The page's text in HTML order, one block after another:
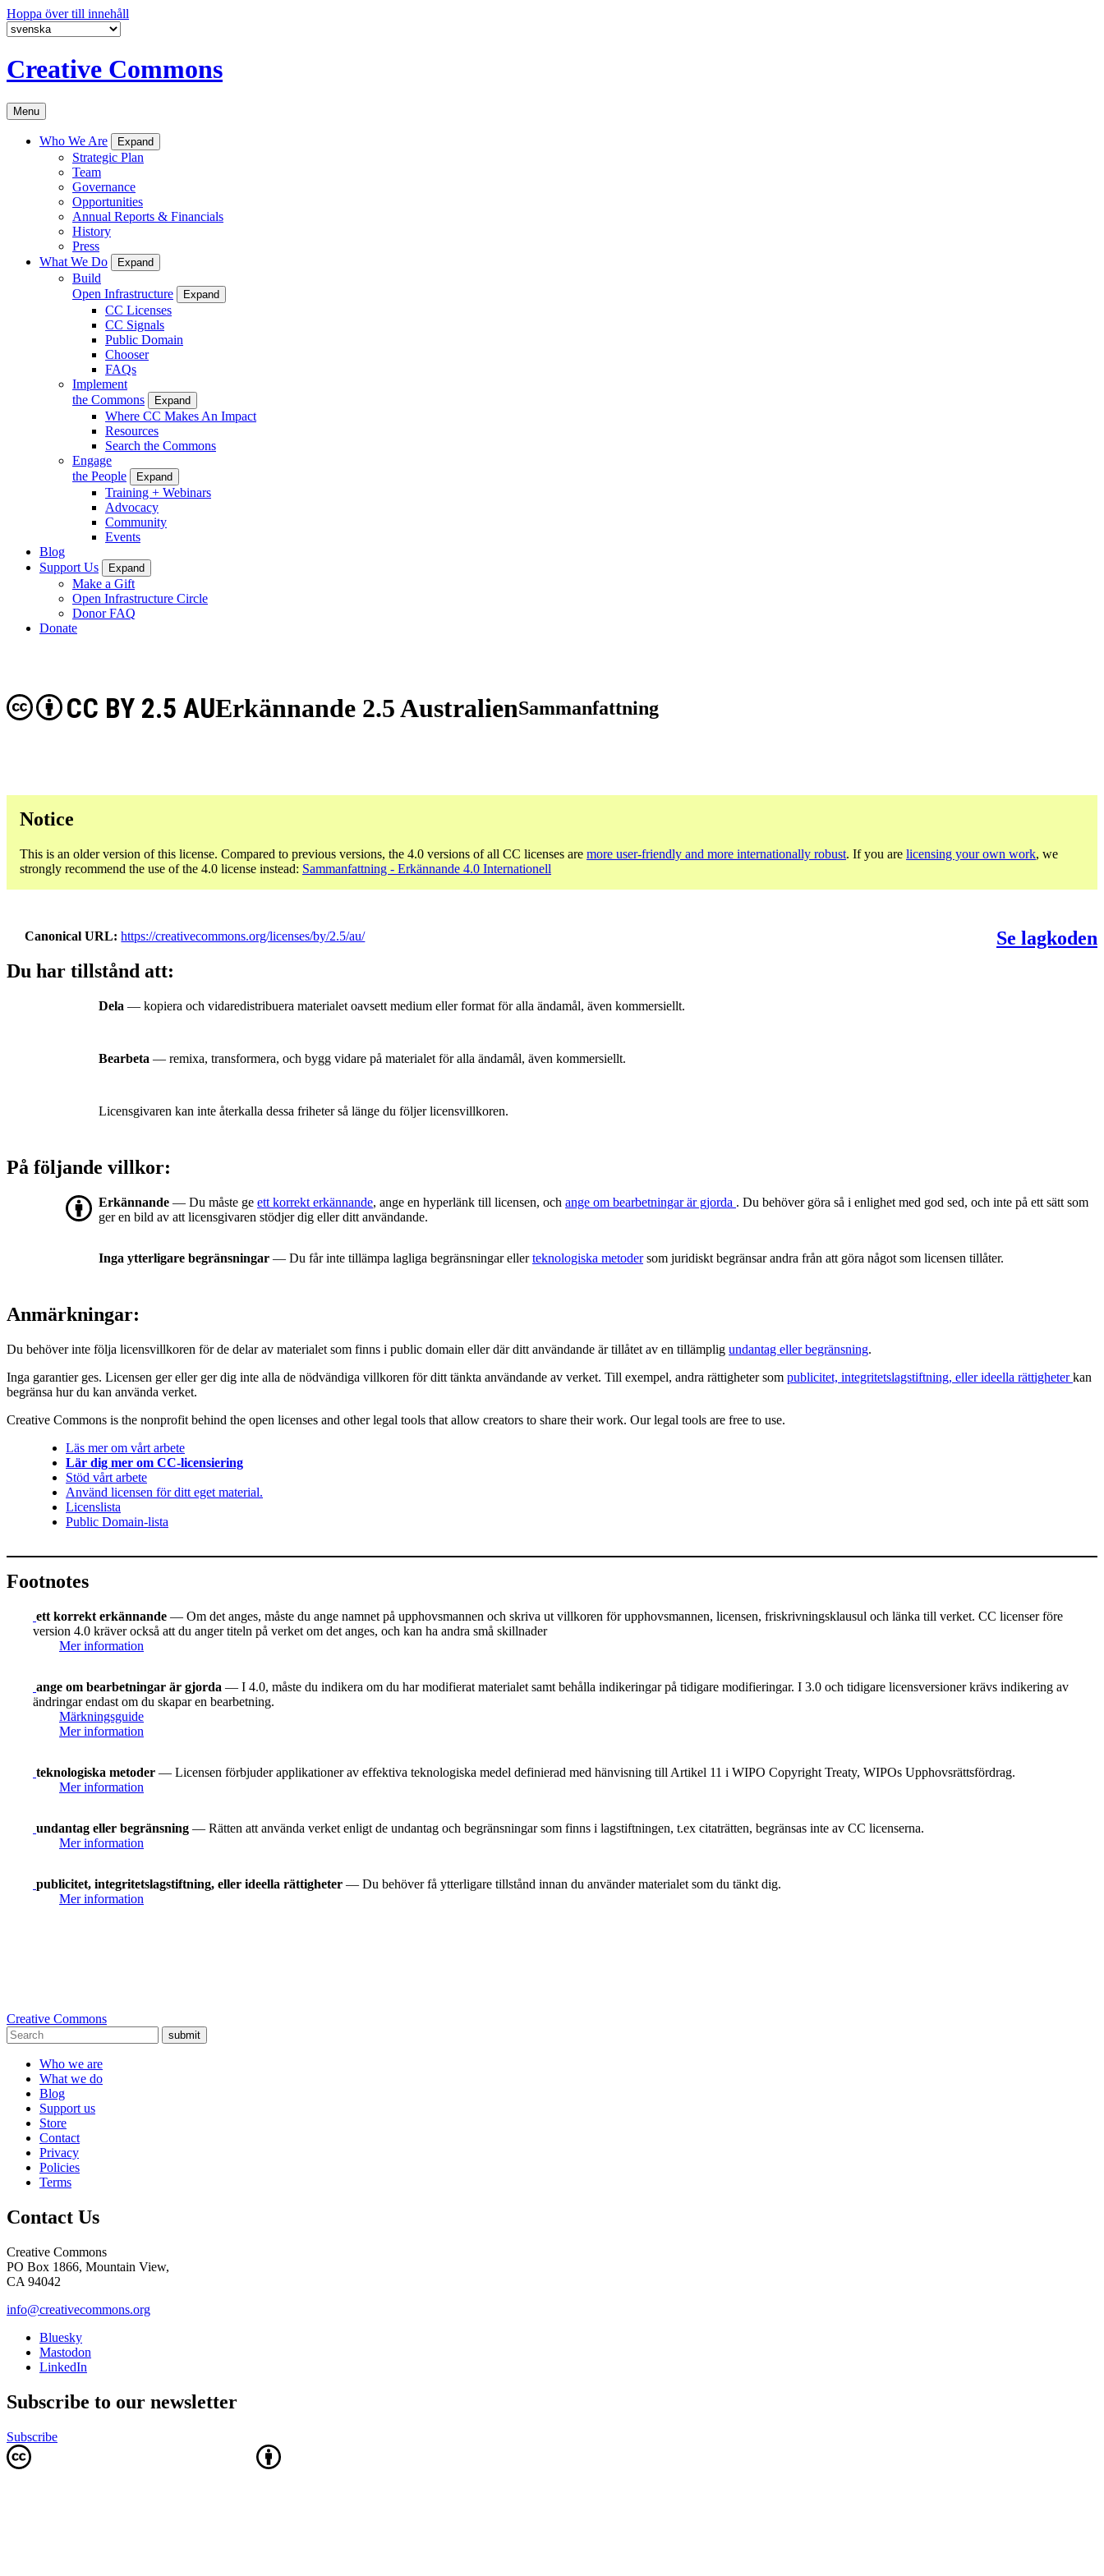
Hoppa över till innehåll
Creative Commons
Menu
Who We Are Expand
Strategic Plan
Team
Governance
Opportunities
Annual Reports & Financials
History
Press
What We Do
Expand
Build
Open Infrastructure
Expand
CC Licenses
CC Signals
Public Domain
Chooser
FAQs
Implement
the Commons
Expand
Where CC Makes An Impact
Resources
Search the Commons
Engage
the People
Expand
Training + Webinars
Advocacy
Community
Events
Blog
Support Us
Expand
Make a Gift
Open Infrastructure Circle
Donor FAQ
Donate
Erkännande 2.5 Australien
CC BY 2.5 AU Sammanfattning
Notice
This is an older version of this license. Compared to previous versions, the 4.0 versions of all CC licenses are more user-friendly and more internationally robust. If you are licensing your own work, we
strongly recommend the use of the 4.0 license instead: Sammanfattning - Erkännande 4.0 Internationell
Canonical URL https://creativecommons.org/licenses/by/2.5/au/
Se lagkoden
Du har tillstånd att:
Dela — kopiera och vidaredistribuera materialet oavsett medium eller format för alla ändamål, även kommersiellt.
Bearbeta — remixa, transformera, och bygg vidare på materialet för alla ändamål, även kommersiellt.
Licensgivaren kan inte återkalla dessa friheter så länge du följer licensvillkoren.
På följande villkor:
Erkännande — Du måste ge ett korrekt erkännande, ange en hyperlänk till licensen, och ange om bearbetningar är gjorda . Du behöver göra så i enlighet med god sed, och inte på ett sätt som
ger en bild av att licensgivaren stödjer dig eller ditt användande.
Inga ytterligare begränsningar — Du får inte tillämpa lagliga begränsningar ellerteknologiska metodersom juridiskt begränsar andra från att göra något som licensen tillåter.
Anmärkningar:
Du behöver inte följa licensvillkoren för de delar av materialet som finns i public domain eller där ditt användande är tillåtet av en tillämplig undantag eller begränsning.
Inga garantier ges. Licensen ger eller ger dig inte alla de nödvändiga villkoren för ditt tänkta användande av verket. Till exempel, andra rättigheter som publicitet, integritetslagstiftning, eller ideella rättigheterkan
begränsa hur du kan använda verket.
Creative Commons is the nonprofit behind the open licenses and other legal tools that allow creators to share their work. Our legal tools are free to use.
Läs mer om vårt arbete
Lär dig mer om CC-licensiering
Stöd vårt arbete
Använd licensen för ditt eget material.
Licenslista
Public Domain-lista
Footnotes
ett korrekt erkännande — Om det anges, måste du ange namnet på upphovsmannen och skriva ut villkoren för upphovsmannen, licensen, friskrivningsklausul och länka till verket. CC licenser före
version 4.0 kräver också att du anger titeln på verket om det anges, och kan ha andra små skillnader
Mer information
ange om bearbetningar är gjorda — I 4.0, måste du indikera om du har modifierat materialet samt behålla indikeringar på tidigare modifieringar. I 3.0 och tidigare licensversioner krävs indikering av
ändringar endast om du skapar en bearbetning.
Märkningsguide
Mer information
teknologiska metoder — Licensen förbjuder applikationer av effektiva teknologiska medel definierad med hänvisning till Artikel 11 i WIPO Copyright Treaty, WIPOs Upphovsrättsfördrag.
Mer information
undantag eller begränsning — Rätten att använda verket enligt de undantag och begränsningar som finns i lagstiftningen, t.ex citaträtten, begränsas inte av CC licenserna.
Mer information
publicitet, integritetslagstiftning, eller ideella rättigheter — Du behöver få ytterligare tillstånd innan du använder materialet som du tänkt dig.
Mer information
Creative Commons
submit
Who we are
What we do
Blog
Support us
Store
Contact
Privacy
Policies
Terms
Contact Us
Creative Commons
PO Box 1866, Mountain View,
CA 94042
info@creativecommons.org
Bluesky
Mastodon
LinkedIn
Subscribe to our newsletter
Subscribe